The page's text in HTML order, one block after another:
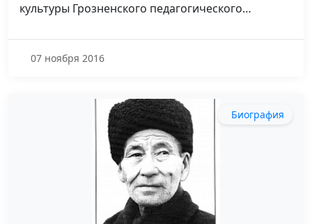
культуры Грозненского педагогического…
07 ноября 2016
Биография